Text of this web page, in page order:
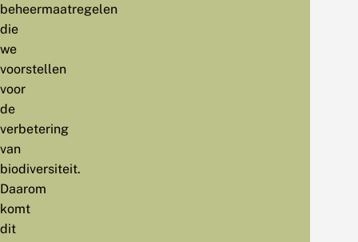
beheermaatregelen
die
we
voorstellen
voor
de
verbetering
van
biodiversiteit.
Daarom
komt
dit